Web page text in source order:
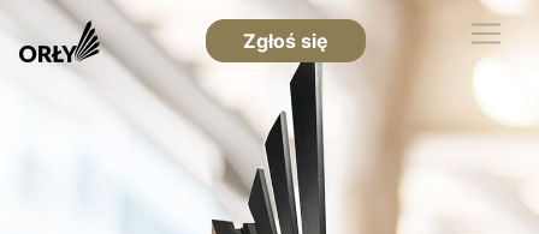
Zgłoś się